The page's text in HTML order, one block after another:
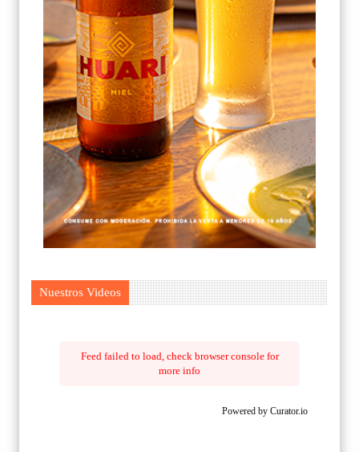
Nuestros Videos
Feed failed to load, check browser console for
more info
Powered by Curator.io